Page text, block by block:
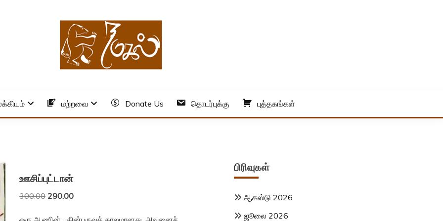
மற்றவை Donate Us தொடர்புக்கு புத்தகங்கள்
ஊசிப்புட்டான்
300.00 Original
was:
290.00Current
is:
பிரிவுகள்
ஆகஸ்டு 2026
ஜூலை 2026